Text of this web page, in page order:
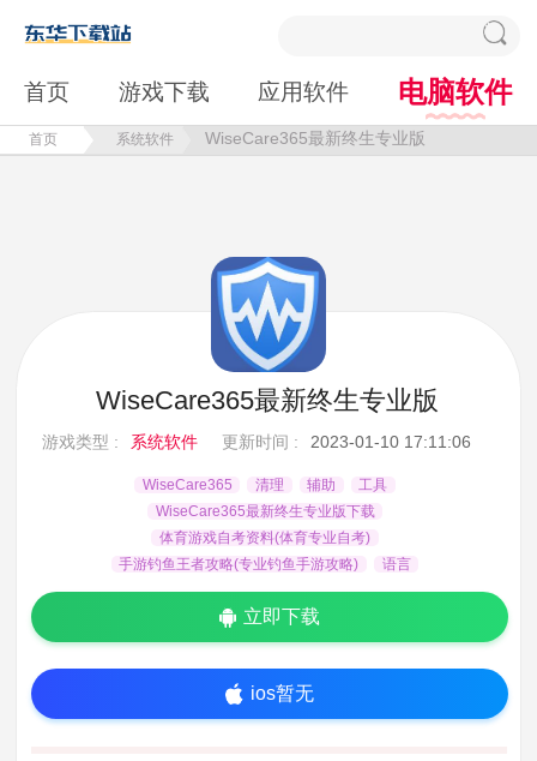
首页 游戏下载 应用软件 电脑软件
首页 系统软件 WiseCare365最新终生专业版
WiseCare365最新终生专业版
游戏类型 : 系统软件 更新时间 : 2023-01-10 17:11:06
WiseCare365 清理 辅助
工具
WiseCare365最新终生专业版下载
体育游戏自考资料(体育专业自考)
手游钓鱼王者攻略(专业钓鱼手游攻略)
语言
立即下载
ios暂无